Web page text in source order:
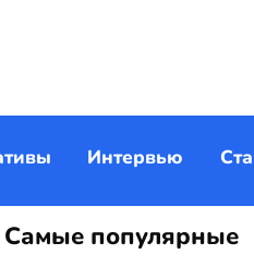
Интервью
Самые популярные